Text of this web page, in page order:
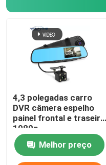
4,3 polegadas carro
DVR câmera espelho
painel frontal e traseira
1080p
Melhor preço